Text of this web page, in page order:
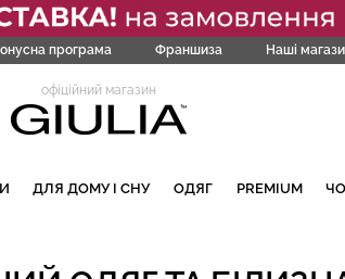
програма Франшиза Наші
офіційний магазин
ДЛЯ ДОМУ І СНУ ОДЯГ PREMIUM